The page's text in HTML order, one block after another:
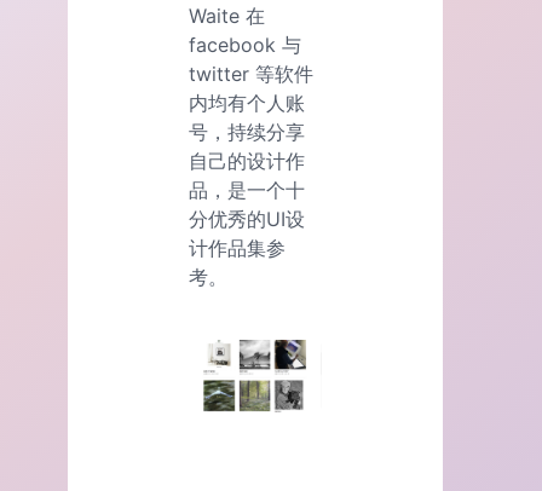
Waite 在
facebook 与
twitter 等软件
内均有个人账
号，持续分享
自己的设计作
品，是一个十
分优秀的UI设
计作品集参
考。